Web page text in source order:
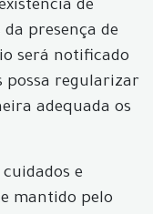
de
presença de
será notificado
possa regularizar
adequada os
e
mantido pelo